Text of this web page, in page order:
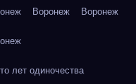
Воронеж Воронеж
лет одиночества